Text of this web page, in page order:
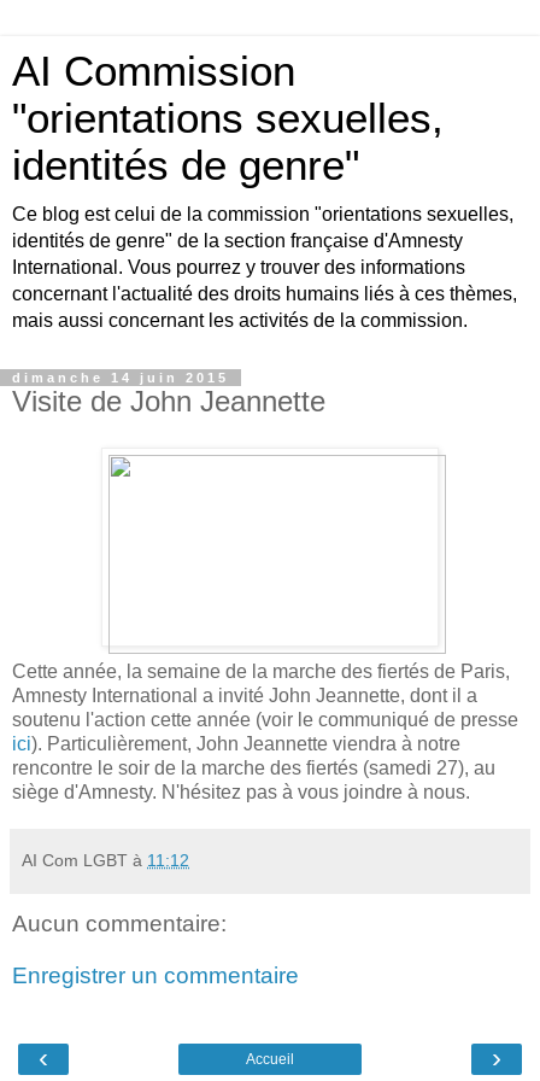
AI Commission
"orientations sexuelles,
identités de genre"
Ce blog est celui de la commission "orientations sexuelles,
identités de genre" de la section française d'Amnesty
International. Vous pourrez y trouver des informations
concernant l'actualité des droits humains liés à ces thèmes,
mais aussi concernant les activités de la commission.
dimanche 14 juin 2015
Visite de John Jeannette
Cette année, la semaine de la marche des fiertés de Paris,
Amnesty International a invité John Jeannette, dont il a
soutenu l'action cette année (voir le communiqué de presse
ici). Particulièrement, John Jeannette viendra à notre
rencontre le soir de la marche des fiertés (samedi 27), au
siège d'Amnesty. N'hésitez pas à vous joindre à nous.
AI Com LGBT à 11:12
Aucun commentaire:
Enregistrer un commentaire
‹ ›
Accueil